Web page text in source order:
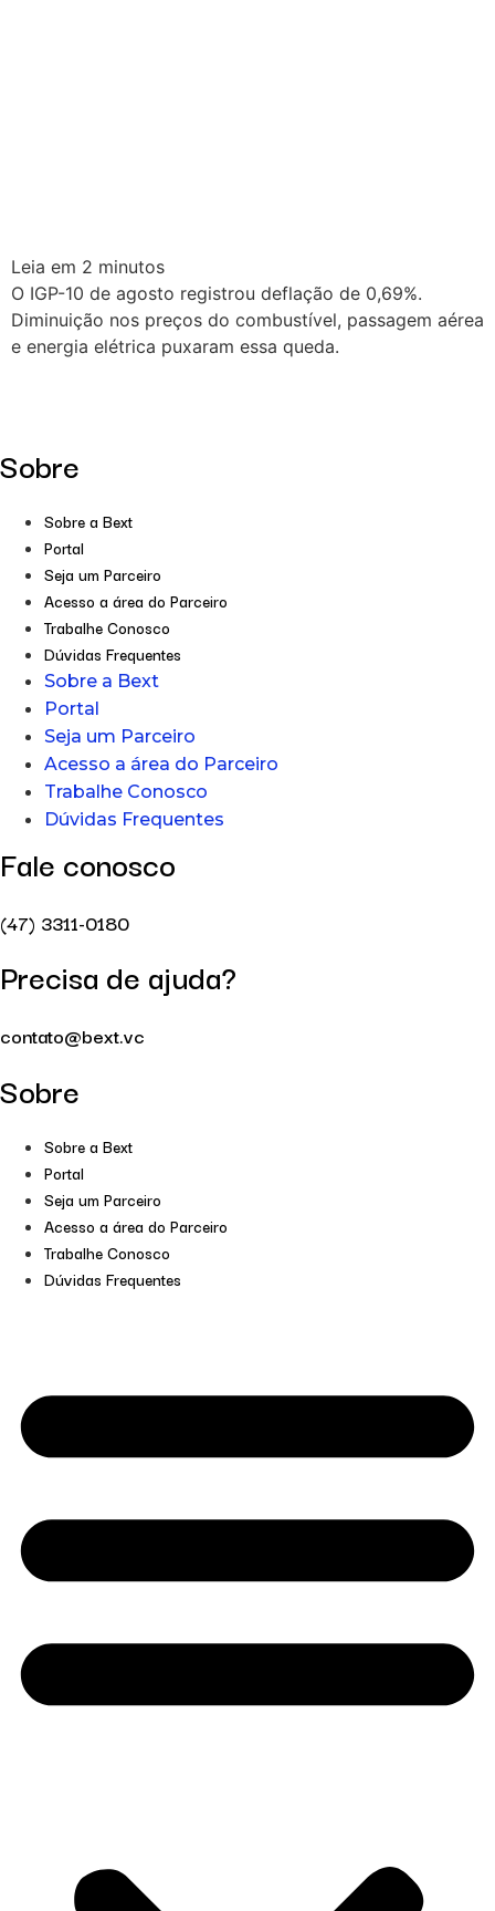
Leia em 2 minutos
O IGP-10 de agosto registrou deflação de 0,69%.
Diminuição nos preços do combustível, passagem aérea
e energia elétrica puxaram essa queda.
Sobre
Sobre a Bext
Portal
Seja um Parceiro
Acesso a área do Parceiro
Trabalhe Conosco
Dúvidas Frequentes
Sobre a Bext
Portal
Seja um Parceiro
Acesso a área do Parceiro
Trabalhe Conosco
Dúvidas Frequentes
Fale conosco
(47) 3311-0180
Precisa de ajuda?
contato@bext.vc
Sobre
Sobre a Bext
Portal
Seja um Parceiro
Acesso a área do Parceiro
Trabalhe Conosco
Dúvidas Frequentes